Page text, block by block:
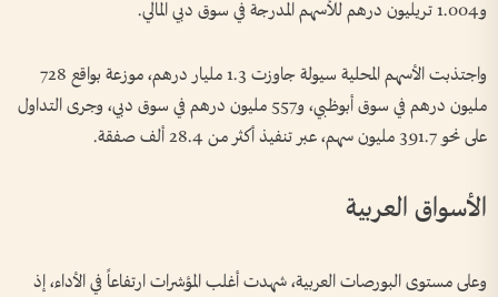
و1.004 تريليون درهم للأسهم المدرجة في سوق دبي المالي.
واجتذبت الأسهم المحلية سيولة جاوزت 1.3 مليار درهم، موزعة بواقع 728
مليون درهم في سوق أبوظبي، و557 مليون درهم في سوق دبي، وجرى التداول
على نحو 391.7 مليون سهم، عبر تنفيذ أكثر من 28.4 ألف صفقة.
الأسواق العربية
وعلى مستوى البورصات العربية، شهدت أغلب المؤشرات ارتفاعاً في الأداء، إذ